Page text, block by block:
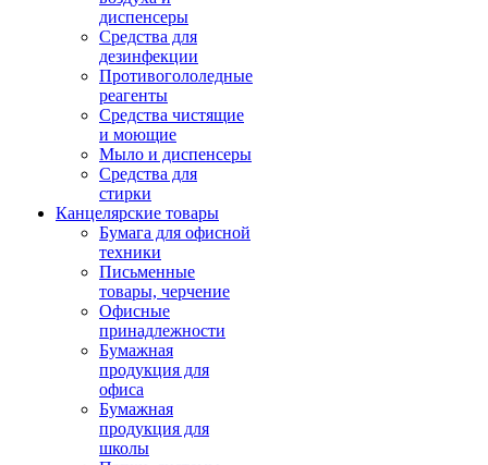
диспенсеры
Средства для
дезинфекции
Противогололедные
реагенты
Средства чистящие
и моющие
Мыло и диспенсеры
Средства для
стирки
Канцелярские товары
Бумага для офисной
техники
Письменные
товары, черчение
Офисные
принадлежности
Бумажная
продукция для
офиса
Бумажная
продукция для
школы